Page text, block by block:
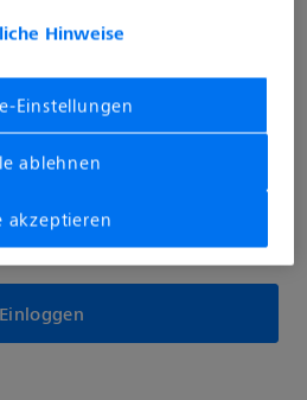
nur für Kunden mit Kamera
damit wir dies prüfen können.
Einloggen
Hinweise
Einstellungen
ablehnen
akzeptieren